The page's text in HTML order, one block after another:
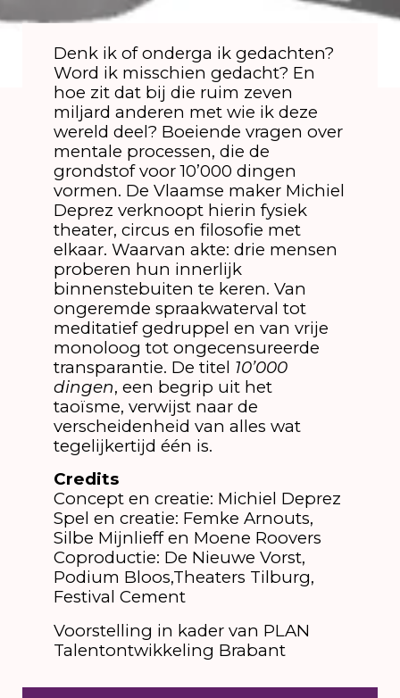
Denk ik of onderga ik gedachten?
Word ik misschien gedacht? En
hoe zit dat bij die ruim zeven
miljard anderen met wie ik deze
wereld deel? Boeiende vragen over
mentale processen, die de
grondstof voor 10’000 dingen
vormen. De Vlaamse maker Michiel
Deprez verknoopt hierin fysiek
theater, circus en filosofie met
elkaar. Waarvan akte: drie mensen
proberen hun innerlijk
binnenstebuiten te keren. Van
ongeremde spraakwaterval tot
meditatief gedruppel en van vrije
monoloog tot ongecensureerde
transparantie. De titel 10’000
dingen, een begrip uit het
taoïsme, verwijst naar de
verscheidenheid van alles wat
tegelijkertijd één is.
Credits
Concept en creatie: Michiel Deprez
Spel en creatie: Femke Arnouts,
Silbe Mijnlieff en Moene Roovers
Coproductie: De Nieuwe Vorst,
Podium Bloos,Theaters Tilburg,
Festival Cement
Voorstelling in kader van PLAN
Talentontwikkeling Brabant